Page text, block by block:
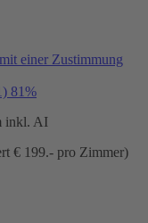
einer Zustimmung
81%
inkl. AI
€ 199.- pro Zimmer)